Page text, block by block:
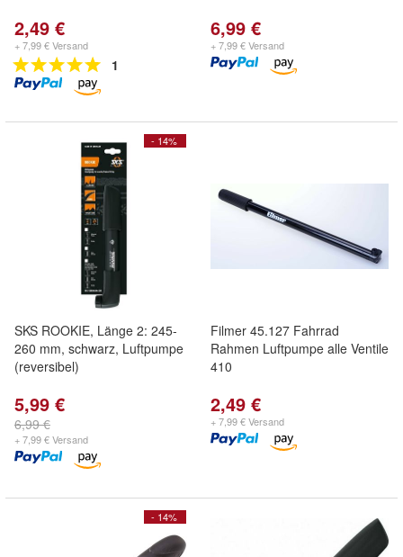
2,49 €
+ 7,99 € Versand
1
6,99 €
+ 7,99 € Versand
- 14%
SKS ROOKIE, Länge 2: 245-
260 mm, schwarz, Luftpumpe
(reversibel)
5,99 €
6,99 €
+ 7,99 € Versand
Filmer 45.127 Fahrrad
Rahmen Luftpumpe alle Ventile
410
2,49 €
+ 7,99 € Versand
- 14%